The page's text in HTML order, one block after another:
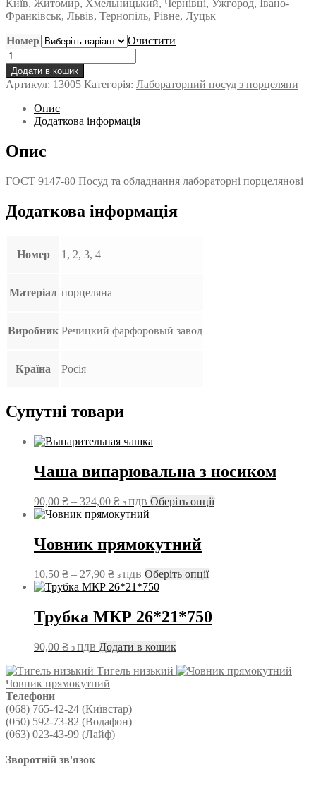
Київ, Житомир, Хмельницький, Чернівці, Ужгород, Івано-
Франківськ, Львів, Тернопіль, Рівне, Луцьк
Номер
Очистити
Товкач
кількість
Додати в кошик
Артикул: 13005 Категорія: Лабораторний посуд з порцеляни
Опис
Додаткова інформація
Опис
ГОСТ 9147-80 Посуд та обладнання лабораторні порцелянові
Додаткова інформація
Номер 1, 2, 3, 4
Матеріал порцеляна
Виробник Речицкий фарфоровый завод
Країна Росія
Супутні товари
Чаша випарювальна з носиком
90,00 ₴ – 324,00 ₴Діапазон
цін:
до
з ПДВ Оберіть опціїЦей
Човник прямокутний
10,50 ₴ – 27,90 ₴Діапазон
цін:
10,50 ₴
до
з ПДВ Оберіть опціїЦей
кілька
варіантів.
на
Трубка МКР 26*21*750
90,00 ₴ з ПДВ Додати в кошик
Тигель низький
Човник прямокутний
Телефони
(068) 765-42-24 (Київстар)
(050) 592-73-82 (Водафон)
(063) 023-43-99 (Лайф)
Зворотній зв'язок